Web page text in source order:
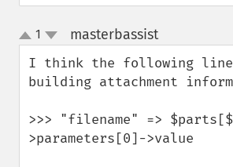
up
down
1 masterbassist¶
I think the following line
building attachment
>>> "filename" =>
>parameters[0]->value